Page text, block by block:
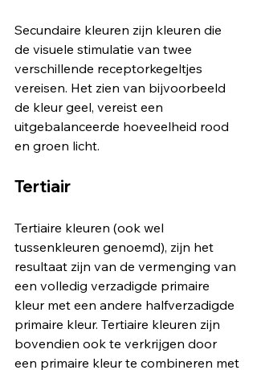
Secundaire kleuren zijn kleuren die
de visuele stimulatie van twee
verschillende receptorkegeltjes
vereisen. Het zien van bijvoorbeeld
de kleur geel, vereist een
uitgebalanceerde hoeveelheid rood
en groen licht.
Tertiair
Tertiaire kleuren (ook wel
tussenkleuren genoemd), zijn het
resultaat zijn van de vermenging van
een volledig verzadigde primaire
kleur met een andere halfverzadigde
primaire kleur. Tertiaire kleuren zijn
bovendien ook te verkrijgen door
een primaire kleur te combineren met